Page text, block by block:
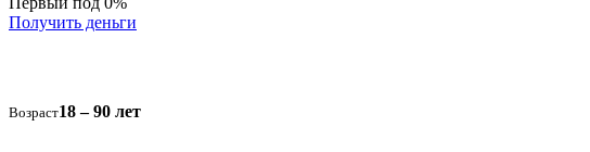
Получить деньги
Возраст18 – 90 лет